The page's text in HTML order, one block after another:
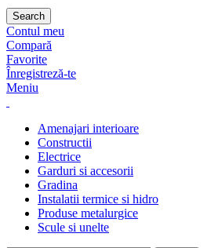
Search
Contul meu
Compară
Favorite
Înregistreză-te
Meniu
Amenajari interioare
Constructii
Electrice
Garduri si accesorii
Gradina
Instalatii termice si hidro
Produse metalurgice
Scule si unelte